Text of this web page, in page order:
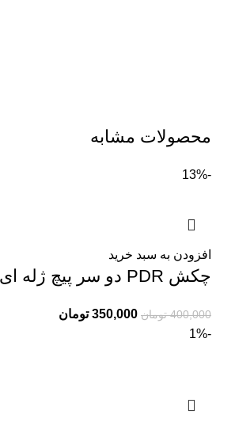
محصولات مشابه
-13%
افزودن به سبد خرید
چکش PDR دو سر پیچ ژله ای 25mm
400,000 تومان 350,000 تومان
-1%